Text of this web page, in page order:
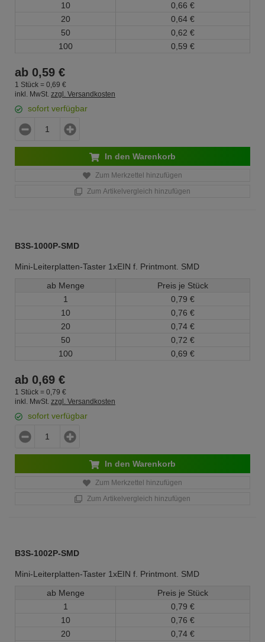
10
0, 66 €
20
0, 64 €
50
0, 62 €
100
0, 59 €
ab 0,59 €
1 Stück = 0, 69 €
inkl. MwSt. zzgl. Versandkosten
sofort verfügbar
In den Warenkorb
Zum Merkzettel hinzufügen
Zum Artikelvergleich hinzufügen
B3S-1000P-SMD
Mini-Leiterplatten-Taster 1xEIN f. Printmont. SMD
ab Menge
Preis je Stück
1
0, 79 €
10
0, 76 €
20
0, 74 €
50
0, 72 €
100
0, 69 €
ab 0,69 €
1 Stück = 0, 79 €
inkl. MwSt. zzgl. Versandkosten
sofort verfügbar
In den Warenkorb
Zum Merkzettel hinzufügen
Zum Artikelvergleich hinzufügen
B3S-1002P-SMD
Mini-Leiterplatten-Taster 1xEIN f. Printmont. SMD
ab Menge
Preis je Stück
1
0, 79 €
10
0, 76 €
20
0, 74 €